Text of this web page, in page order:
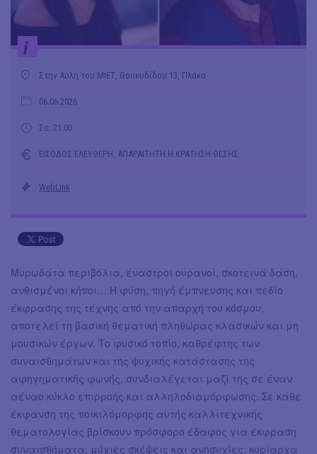
i
Στην Αυλή του ΜΙΕΤ, Θουκυδίδου 13, Πλάκα
06.06.2026
Σα: 21.00
ΕΙΣΟΔΟΣ ΕΛΕΥΘΕΡΗ, ΑΠΑΡΑΙΤΗΤΗ Η ΚΡΑΤΗΣΗ ΘΕΣΗΣ.
WebLink
Μυρωδάτα περιβόλια, έναστροι ουρανοί, σκοτεινά δάση,
ανθισμένοι κήποι… Η φύση, πηγή έμπνευσης και πεδίο
έκφρασης της τέχνης από την απαρχή του κόσμου,
αποτελεί τη βασική θεματική πληθώρας κλασικών και μη
μουσικών έργων. Το φυσικό τοπίο, καθρέφτης των
συναισθημάτων και της ψυχικής κατάστασης της
αφηγηματικής φωνής, συνδιαλέγεται μαζί της σε έναν
αέναο κύκλο επιρροής και αλληλοδιαμόρφωσης. Σε κάθε
έκφανση της ποικιλόμορφης αυτής καλλιτεχνικής
θεματολογίας βρίσκουν πρόσφορο έδαφος για έκφραση
συναισθήματα, μύχιες σκέψεις και ανησυχίες: κυρίαρχα